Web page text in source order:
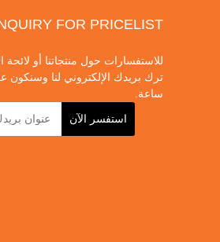
FOR PRICELIST
للاستفسارات حول منتجاتنا أو لائحة
ساعة.